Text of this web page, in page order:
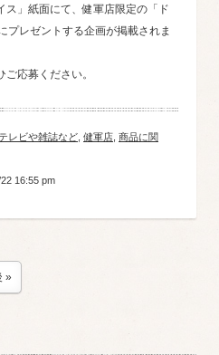
ス」紙面にて、健軍店限定の「ド
プレゼントする企画が掲載されま
応募ください。
レビや雑誌など 健軍店 商品に関
16:55 pm
»